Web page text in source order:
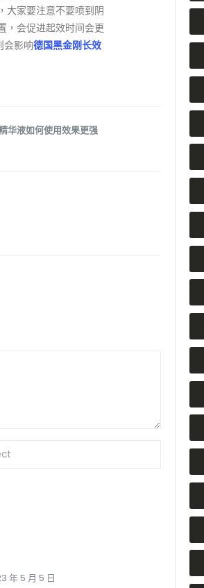
大家要注意不要喷到阴
，会促进起效时间会更
会影响德国黑金刚长效
华液如何使用效果更强